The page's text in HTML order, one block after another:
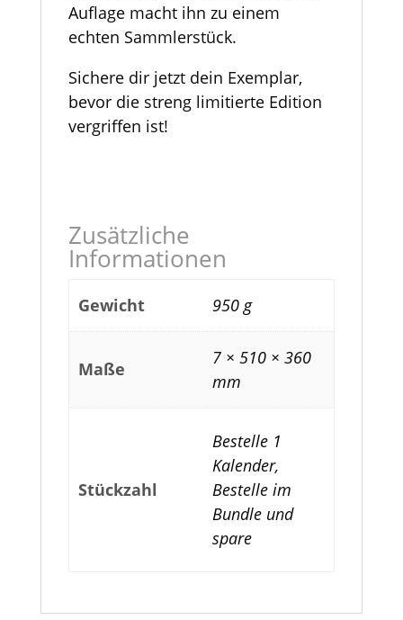
Auflage macht ihn zu einem
echten Sammlerstück.
Sichere dir jetzt dein Exemplar,
bevor die streng limitierte Edition
vergriffen ist!
Zusätzliche
Informationen
Gewicht 950 g
Maße
7 × 510 × 360
mm
Stückzahl
Bestelle 1
Kalender,
Bestelle im
Bundle und
spare